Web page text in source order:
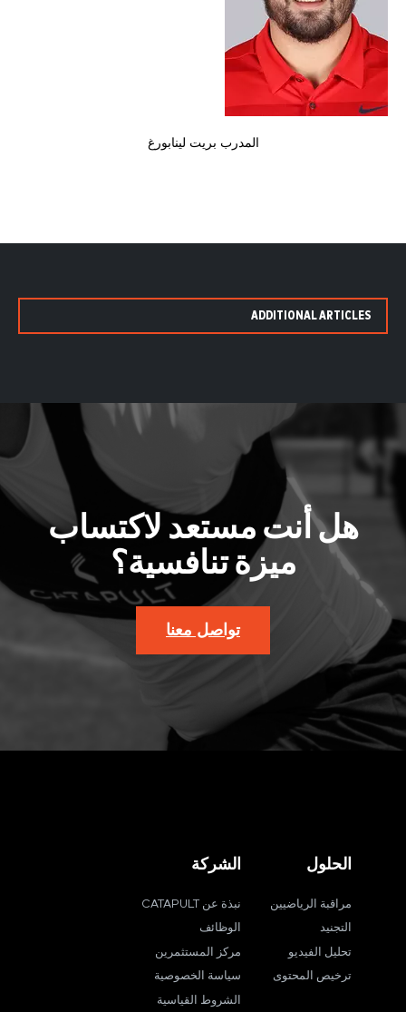
المدرب بريت لينابورغ
ADDITIONAL ARTICLES
هل أنت مستعد لاكتساب
ميزة تنافسية؟
تواصل معنا
الحلول
مراقبة الرياضيين
التجنيد
تحليل الفيديو
ترخيص المحتوى
الشركة
نبذة عن CATAPULT
الوظائف
مركز المستثمرين
سياسة الخصوصية
الشروط القياسية